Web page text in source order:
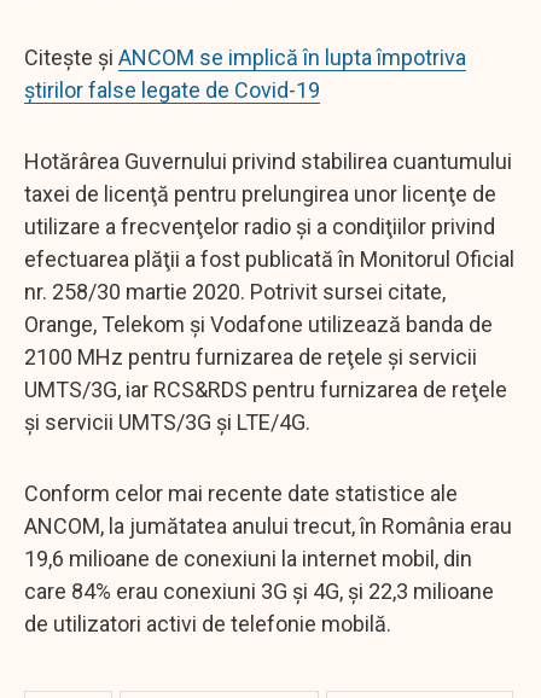
Citește și ANCOM se implică în lupta împotriva
știrilor false legate de Covid-19
Hotărârea Guvernului privind stabilirea cuantumului
taxei de licenţă pentru prelungirea unor licenţe de
utilizare a frecvenţelor radio şi a condiţiilor privind
efectuarea plăţii a fost publicată în Monitorul Oficial
nr. 258/30 martie 2020. Potrivit sursei citate,
Orange, Telekom şi Vodafone utilizează banda de
2100 MHz pentru furnizarea de reţele şi servicii
UMTS/3G, iar RCS&RDS pentru furnizarea de reţele
şi servicii UMTS/3G şi LTE/4G.
Conform celor mai recente date statistice ale
ANCOM, la jumătatea anului trecut, în România erau
19,6 milioane de conexiuni la internet mobil, din
care 84% erau conexiuni 3G şi 4G, şi 22,3 milioane
de utilizatori activi de telefonie mobilă.